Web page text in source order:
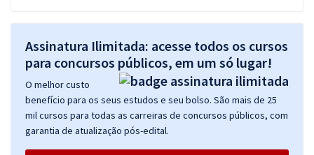
Assinatura Ilimitada: acesse todos os cursos
para concursos públicos, em um só lugar!
O melhor custo
benefício para os seus estudos e seu bolso. São mais de 25
mil cursos para todas as carreiras de concursos públicos, com
garantia de atualização pós-edital.